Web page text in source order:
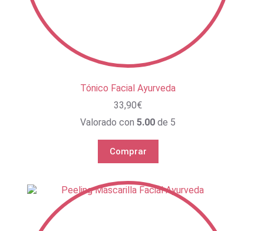
Tónico Facial Ayurveda
33,90€
Valorado con5.00 de 5
Comprar